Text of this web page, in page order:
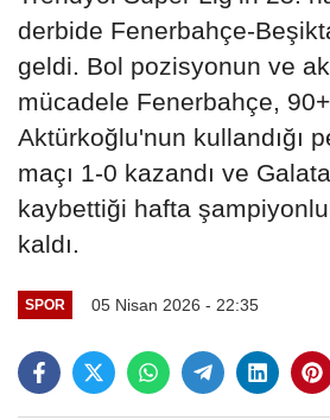
derbide Fenerbahçe-
geldi. Bol pozisyonun ve
mücadele Fenerbahçe,
Aktürkoğlu'nun kullandığı
maçı 1-0 kazandı ve
kaybettiği hafta
kaldı.
SPOR 05 Nisan 2026 - 22:35